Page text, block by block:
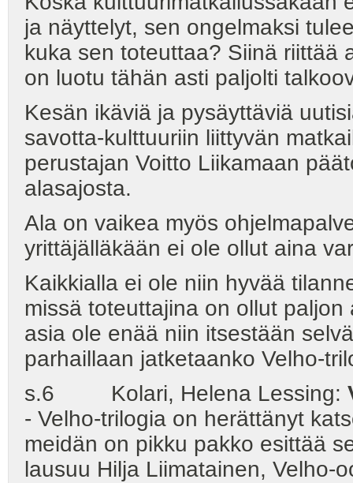
ja näyttelyt, sen ongelmaksi
kuka sen toteuttaa? Siinä riittää
on luotu tähän asti paljolti
Kesän ikäviä ja pysäyttäviä
savotta-kulttuuriin liittyvän
perustajan Voitto Liikamaan
alasajosta.
Ala on vaikea myös
yrittäjälläkään ei ole ollut aina
Kaikkialla ei ole niin hyvää
missä toteuttajina on ollut
asia ole enää niin itsestään
parhaillaan jatketaanko Velho-
s.6 Kolari, Helena Lessing:
- Velho-trilogia on herättänyt
meidän on pikku pakko esittää
lausuu Hilja Liimatainen, Velho-